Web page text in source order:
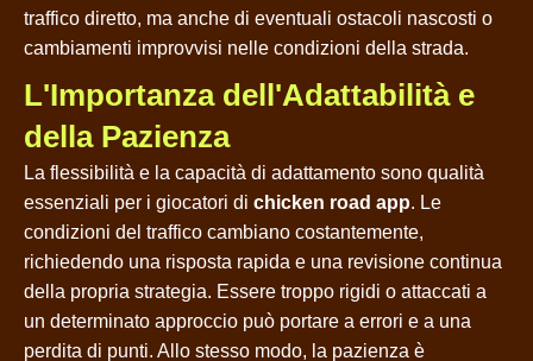
traffico diretto, ma anche di eventuali ostacoli nascosti o
cambiamenti improvvisi nelle condizioni della strada.
L'Importanza dell'Adattabilità e
della Pazienza
La flessibilità e la capacità di adattamento sono qualità
essenziali per i giocatori di chicken road app. Le
condizioni del traffico cambiano costantemente,
richiedendo una risposta rapida e una revisione continua
della propria strategia. Essere troppo rigidi o attaccati a
un determinato approccio può portare a errori e a una
perdita di punti. Allo stesso modo, la pazienza è